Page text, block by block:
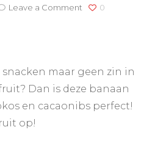
Leave a Commenton
en
cacaonibs
0
maar geen zin in
Dan is deze banaan
en cacaonibs perfect!
op!